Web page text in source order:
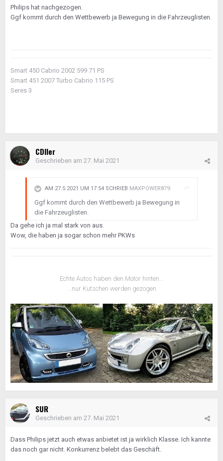
Philips hat nachgezogen.
Ggf kommt durch den Wettbewerb ja Bewegung in die Fahrzeuglisten.
Smart 450 Cabrio 2002 599 71 PS
Smart 451 2007 Turbo Cabrio 115 PS
Seres 3
CDIler
Geschrieben am 27. Mai 2021
AM 27.5.2021 UM 17:54 SCHRIEB MAXPOWER879:
Ggf kommt durch den Wettbewerb ja Bewegung in
die Fahrzeuglisten.
Da gehe ich ja mal stark von aus.
Wow, die haben ja sogar schon mehr PKWs
Echte Autos haben den Motor hinten...
...nur Kutschen werden gezogen
SUR
Geschrieben am 27. Mai 2021
Dass Philips jetzt auch etwas anbietet ist ja wirklich Klasse. Ich kannte
das noch gar nicht. Konkurrenz belebt das Geschäft.